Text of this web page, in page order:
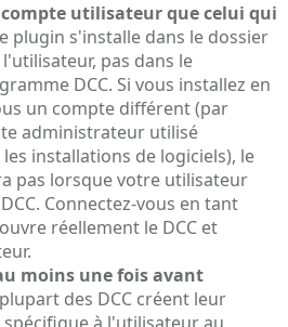
utilisateur que celui qui
plugin s'installe dans le dossier
pas dans le
DCC. Si vous installez en
un compte différent (par
administrateur utilisé
installations de logiciels), le
pas lorsque votre utilisateur
Connectez-vous en tant
réellement le DCC et
moins une fois avant
des DCC créent leur